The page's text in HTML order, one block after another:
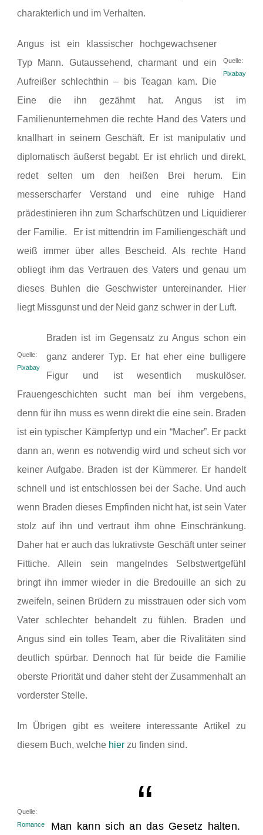
charakterlich und im Verhalten.
Quelle:
Pixabay
Angus ist ein klassischer hochgewachsener
Typ Mann. Gutaussehend, charmant und ein
Aufreißer schlechthin – bis Teagan kam. Die
Eine die ihn gezähmt hat. Angus ist im
Familienunternehmen die rechte Hand des Vaters und
knallhart in seinem Geschäft. Er ist manipulativ und
diplomatisch äußerst begabt. Er ist ehrlich und direkt,
redet selten um den heißen Brei herum. Ein
messerscharfer Verstand und eine ruhige Hand
prädestinieren ihn zum Scharfschützen und Liquidierer
der Familie. Er ist mittendrin im Familiengeschäft und
weiß immer über alles Bescheid. Als rechte Hand
obliegt ihm das Vertrauen des Vaters und genau um
dieses Buhlen die Geschwister untereinander. Hier
liegt Missgunst und der Neid ganz schwer in der Luft.
Quelle:
Pixabay
Braden ist im Gegensatz zu Angus schon ein
ganz anderer Typ. Er hat eher eine bulligere
Figur und ist wesentlich muskulöser.
Frauengeschichten sucht man bei ihm vergebens,
denn für ihn muss es wenn direkt die eine sein. Braden
ist ein typischer Kämpfertyp und ein “Macher”. Er packt
dann an, wenn es notwendig wird und scheut sich vor
keiner Aufgabe. Braden ist der Kümmerer. Er handelt
schnell und ist entschlossen bei der Sache. Und auch
wenn Braden dieses Empfinden nicht hat, ist sein Vater
stolz auf ihn und vertraut ihm ohne Einschränkung.
Daher hat er auch das lukrativste Geschäft unter seiner
Fittiche. Allein sein mangelndes Selbstwertgefühl
bringt ihn immer wieder in die Bredouille an sich zu
zweifeln, seinen Brüdern zu misstrauen oder sich vom
Vater schlechter behandelt zu fühlen. Braden und
Angus sind ein tolles Team, aber die Rivalitäten sind
deutlich spürbar. Dennoch hat für beide die Familie
oberste Priorität und daher steht der Zusammenhalt an
vorderster Stelle.
m Übrigen gibt es weitere interessante Artikel zu
diesem Buch, welche hier zu finden sind.
Quelle:
Romance
Man kann sich an das Gesetz halten.